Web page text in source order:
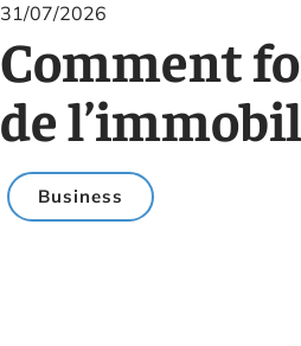
31/07/2026
Comment
de
Business